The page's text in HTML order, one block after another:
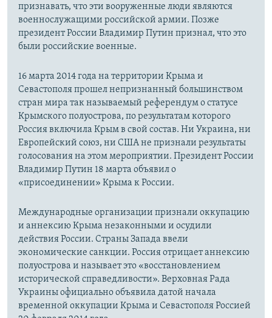
признавать, что эти вооруженные люди являются
военнослужащими российской армии. Позже
президент России Владимир Путин признал, что это
были российские военные.
16 марта 2014 года на территории Крыма и
Севастополя прошел непризнанный большинством
стран мира так называемый референдум о статусе
Крымского полуострова, по результатам которого
Россия включила Крым в свой состав. Ни Украина, ни
Европейский союз, ни США не признали результаты
голосования на этом мероприятии. Президент России
Владимир Путин 18 марта объявил о
«присоединении» Крыма к России.
Международные организации признали оккупацию
и аннексию Крыма незаконными и осудили
действия России. Страны Запада ввели
экономические санкции. Россия отрицает аннексию
полуострова и называет это «восстановлением
исторической справедливости». Верховная Рада
Украины официально объявила датой начала
временной оккупации Крыма и Севастополя Россией